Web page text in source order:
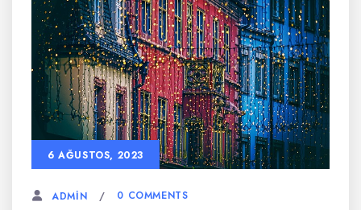
6 AĞUSTOS, 2023
ADMIN 0 COMMENTS